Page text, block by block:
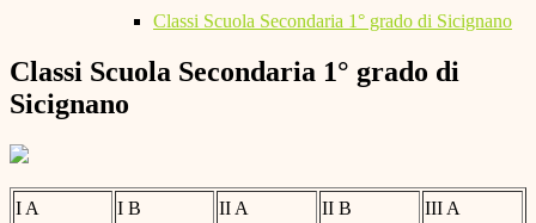
Classi Scuola Secondaria 1° grado di Sicignano
Classi Scuola Secondaria 1° grado di
Sicignano
I A I B II A II B
III A